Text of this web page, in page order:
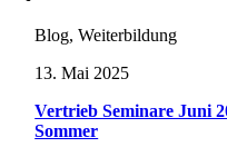
Blog, Weiterbildung
13. Mai 2025
Vertrieb Seminare Juni
Sommer